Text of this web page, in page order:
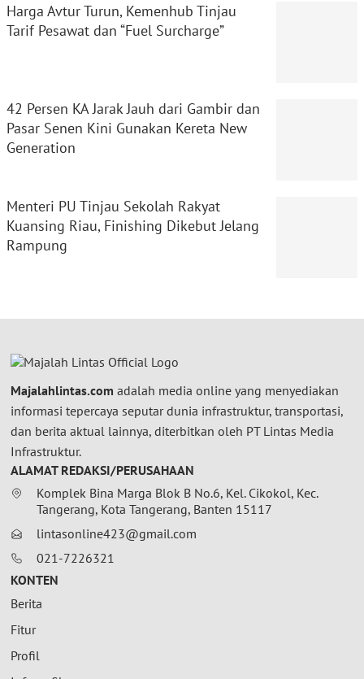
Harga Avtur Turun, Kemenhub Tinjau
Tarif Pesawat dan “Fuel Surcharge”
42 Persen KA Jarak Jauh dari Gambir dan
Pasar Senen Kini Gunakan Kereta New
Generation
Menteri PU Tinjau Sekolah Rakyat
Kuansing Riau, Finishing Dikebut Jelang
Rampung
Majalahlintas.com adalah media online yang menyediakan
informasi tepercaya seputar dunia infrastruktur, transportasi,
dan berita aktual lainnya, diterbitkan oleh PT Lintas Media
Infrastruktur.
ALAMAT REDAKSI/PERUSAHAAN
Komplek Bina Marga Blok B No.6, Kel. Cikokol, Kec.
Tangerang, Kota Tangerang, Banten 15117
lintasonline423@gmail.com
021-7226321
KONTEN
Berita
Fitur
Profil